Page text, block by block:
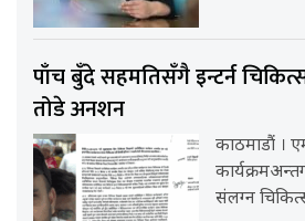
पाँच बुँदे सहमतिसँगै इन्टर्न
तोडे अनशन
काठमाडौं ।
संलग्न